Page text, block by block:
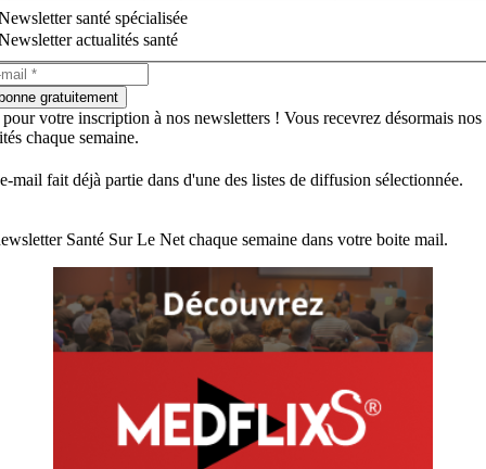
santé spécialisée
actualités santé
gratuitement
votre inscription à nos newsletters ! Vous recevrez désormais nos
chaque semaine.
mail fait déjà partie dans d'une des listes de diffusion sélectionnée.
Santé Sur Le Net chaque semaine dans votre boite mail.